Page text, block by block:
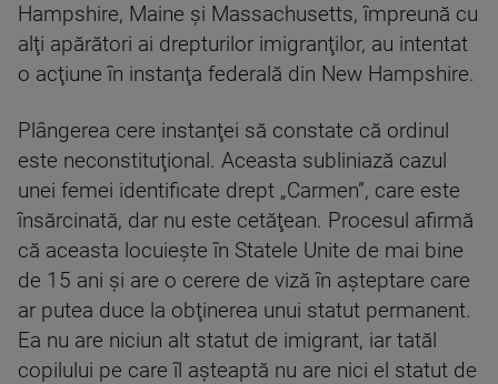
Hampshire, Maine şi Massachusetts, împreună cu
alţi apărători ai drepturilor imigranţilor, au intentat
o acţiune în instanţa federală din New Hampshire.
Plângerea cere instanţei să constate că ordinul
este neconstituţional. Aceasta subliniază cazul
unei femei identificate drept „Carmen”, care este
însărcinată, dar nu este cetăţean. Procesul afirmă
că aceasta locuieşte în Statele Unite de mai bine
de 15 ani şi are o cerere de viză în aşteptare care
ar putea duce la obţinerea unui statut permanent.
Ea nu are niciun alt statut de imigrant, iar tatăl
copilului pe care îl aşteaptă nu are nici el statut de